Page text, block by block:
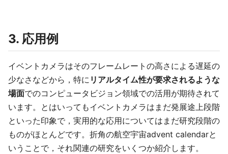
3. 応用例
イベントカメラはそのフレームレートの高さによる遅延の
少なさなどから，特に リアルタイム性が要求されるような
場面でのコンピュータビジョン領域での活用が期待されて
います。とはいってもイベントカメラはまだ発展途上段階
といった印象で，実用的な応用についてはまだ研究段階の
ものがほとんどです。折角の航空宇宙advent calendarと
いうことで，それ関連の研究をいくつか紹介します。